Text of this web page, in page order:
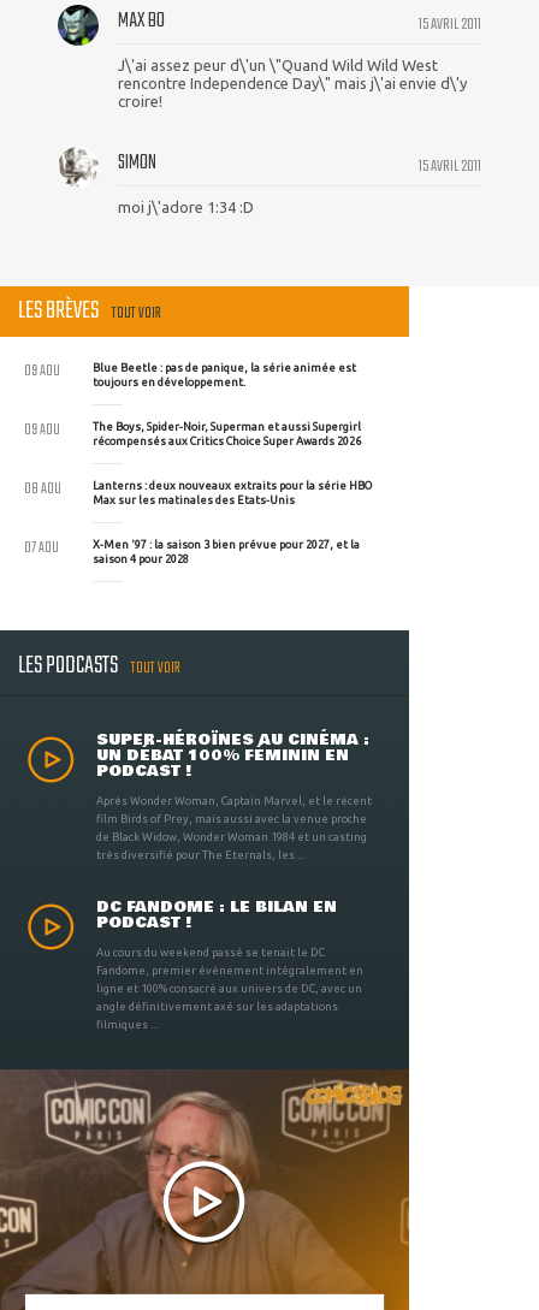
15 AVRIL 2011
MAX BO
J\'ai assez peur d\'un \"Quand Wild Wild West
rencontre Independence Day\" mais j\'ai envie d\'y
croire!
15 AVRIL 2011
SIMON
moi j\'adore 1:34 :D
LES BRÈVES TOUT VOIR
Blue Beetle : pas de panique, la série animée est
toujours en développement.
09 AOU
The Boys, Spider-Noir, Superman et aussi Supergirl
récompensés aux Critics Choice Super Awards 2026
09 AOU
Lanterns : deux nouveaux extraits pour la série HBO
Max sur les matinales des Etats-Unis
08 AOU
X-Men '97 : la saison 3 bien prévue pour 2027, et la
saison 4 pour 2028
07 AOU
LES PODCASTS TOUT VOIR
SUPER-HÉROÏNES AU CINÉMA :
UN DÉBAT 100% FÉMININ EN
PODCAST !
Après Wonder Woman, Captain Marvel, et le récent
film Birds of Prey, mais aussi avec la venue proche
de Black Widow, Wonder Woman 1984 et un casting
très diversifié pour The Eternals, les ...
DC FANDOME : LE BILAN EN
PODCAST !
Au cours du weekend passé se tenait le DC
Fandome, premier évènement intégralement en
ligne et 100% consacré aux univers de DC, avec un
angle définitivement axé sur les adaptations
filmiques ...